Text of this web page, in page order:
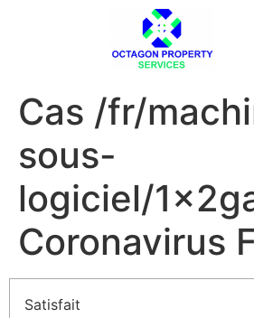
Cas /fr/
sous-
logiciel/
Coronavirus
Satisfait